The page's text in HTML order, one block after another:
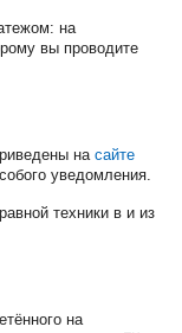
на
вы проводите
на сайте
уведомления.
техники в и из
на